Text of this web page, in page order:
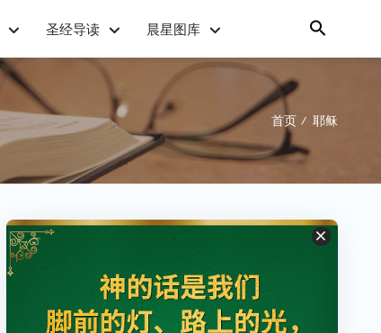
圣经导读 晨星图库
首页 / 耶稣